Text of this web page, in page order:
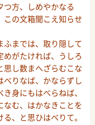
方、しめやかなる
この文箱聞こえ知らせ
ふまでは、取り隠して
がたければ、うしろ
思し数まへざらむこな
べりなば、かならずし
身にもはべらねば、
む、はかなきことを
、と思ひはべりて。